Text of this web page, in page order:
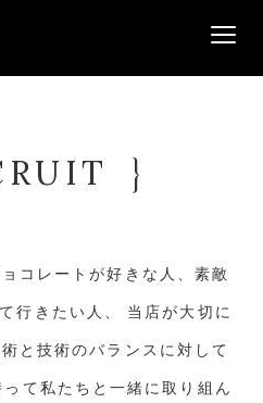
コレートが好きな人、素敵
行きたい人、 当店が大切に
と技術のバランスに対して
って私たちと一緒に取り組ん